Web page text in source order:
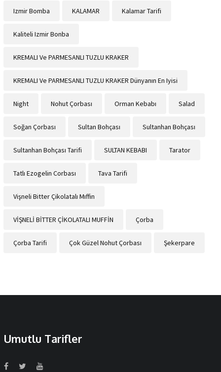
Izmir Bomba KALAMAR Kalamar Tarifi
Kaliteli Izmir Bonba
KREMALI Ve PARMESANLI TUZLU KRAKER
KREMALI Ve PARMESANLI TUZLU KRAKER Dünyanın En Iyisi
Night Nohut Çorbası Orman Kebabı Salad
Soğan Çorbası Sultan Bohçası Sultanhan Bohçası
Sultanhan Bohçası Tarifi SULTAN KEBABI Tarator
Tatlı Ezogelin Corbası Tava Tarifi
Vişneli Bitter Çikolatalı Mıffin
VİŞNELİ BİTTER ÇİKOLATALI MUFFİN Çorba
Çorba Tarifi Çok Güzel Nohut Çorbası Şekerpare
Umutlu Tarifler